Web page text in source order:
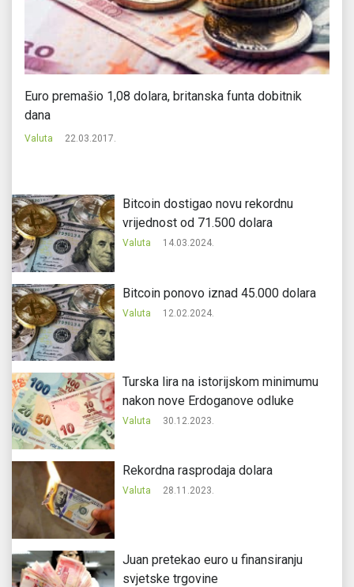
Euro premašio 1,08 dolara, britanska funta dobitnik
dana
Valuta 22.03.2017.
Bitcoin dostigao novu rekordnu
vrijednost od 71.500 dolara
Valuta 14.03.2024.
Bitcoin ponovo iznad 45.000 dolara
Valuta 12.02.2024.
Turska lira na istorijskom minimumu
nakon nove Erdoganove odluke
Valuta 30.12.2023.
Rekordna rasprodaja dolara
Valuta 28.11.2023.
Juan pretekao euro u finansiranju
svjetske trgovine